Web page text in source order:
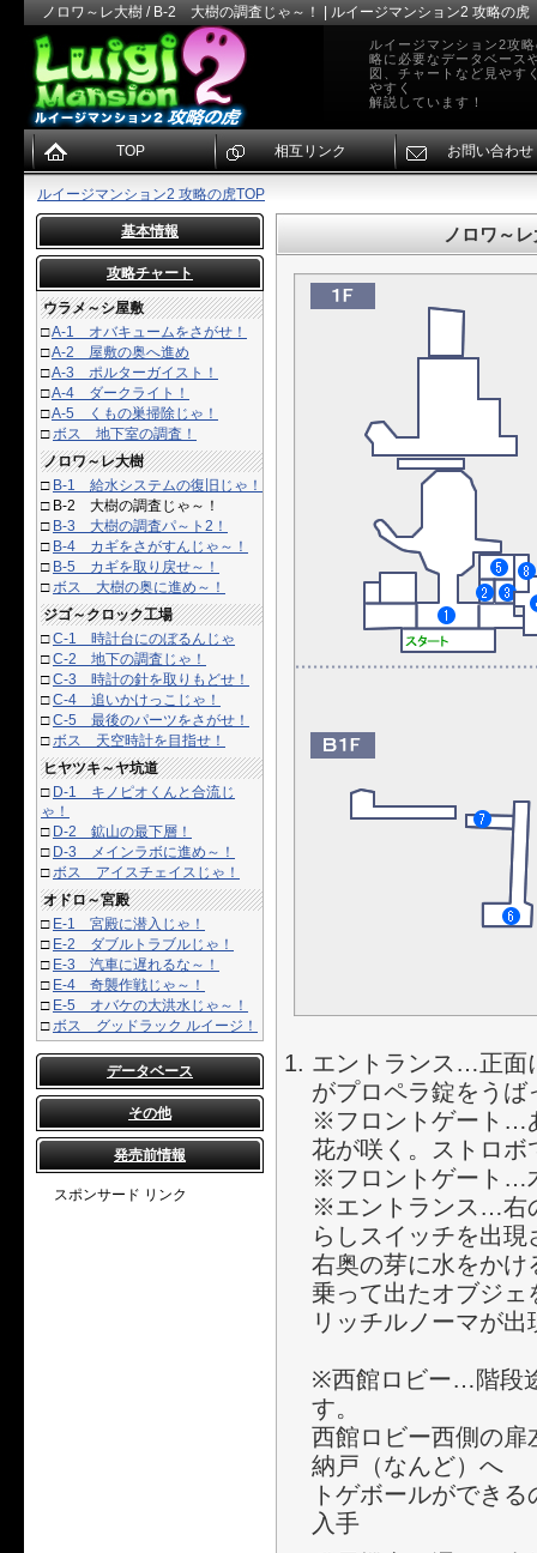
ノロワ～レ大樹 / B-2 大樹の調査じゃ～！ | ルイージマンション2 攻略の虎
ルイージマンション2攻
略に必要なデータベース
図、チャートなど見やす
やすく
解説しています！
ルイージマンション2 攻略の虎TOP
基本情報
攻略チャート
ウラメ～シ屋敷
□A-1 オバキュームをさがせ！
□A-2 屋敷の奥へ進め
□A-3 ポルターガイスト！
□A-4 ダークライト！
□A-5 くもの巣掃除じゃ！
□ボス 地下室の調査！
ノロワ～レ大樹
□ B-1 給水システムの復旧じゃ！
□ B-2 大樹の調査じゃ～！
□ B-3 大樹の調査パ～ト2！
□ B-4 カギをさがすんじゃ～！
□ B-5 カギを取り戻せ～！
□ボス 大樹の奥に進め～！
ジゴ～クロック工場
□C-1 時計台にのぼるんじゃ
□C-2 地下の調査じゃ！
□C-3 時計の針を取りもどせ！
□C-4 追いかけっこじゃ！
□C-5 最後のパーツをさがせ！
□ボス 天空時計を目指せ！
ヒヤツキ～ヤ坑道
□ D-1 キノピオくんと合流じ
ゃ！
□ D-2 鉱山の最下層！
□ D-3 メインラボに進め～！
□ボス アイスチェイスじゃ！
オドロ～宮殿
□ E-1 宮殿に潜入じゃ！
□ E-2 ダブルトラブルじゃ！
□ E-3 汽車に遅れるな～！
□ E-4 奇襲作戦じゃ～！
□ E-5 オバケの大洪水じゃ～！
□ボス グッドラック ルイージ！
データベース
その他
発売前情報
スポンサード リンク
ノロワ～
エントランス…正面
がプロペラ錠をうば
※フロントゲート…
花が咲く。ストロボ
※フロントゲート…
※エントランス…右
らしスイッチを出現
右奥の芽に水をかけ
乗って出たオブジェ
リッチルノーマが出
※西館ロビー…階段
す。
西館ロビー西側の扉
納戸（なんど）へ
トゲボールができ
入手
TOP 相互リンク お問い合わせ